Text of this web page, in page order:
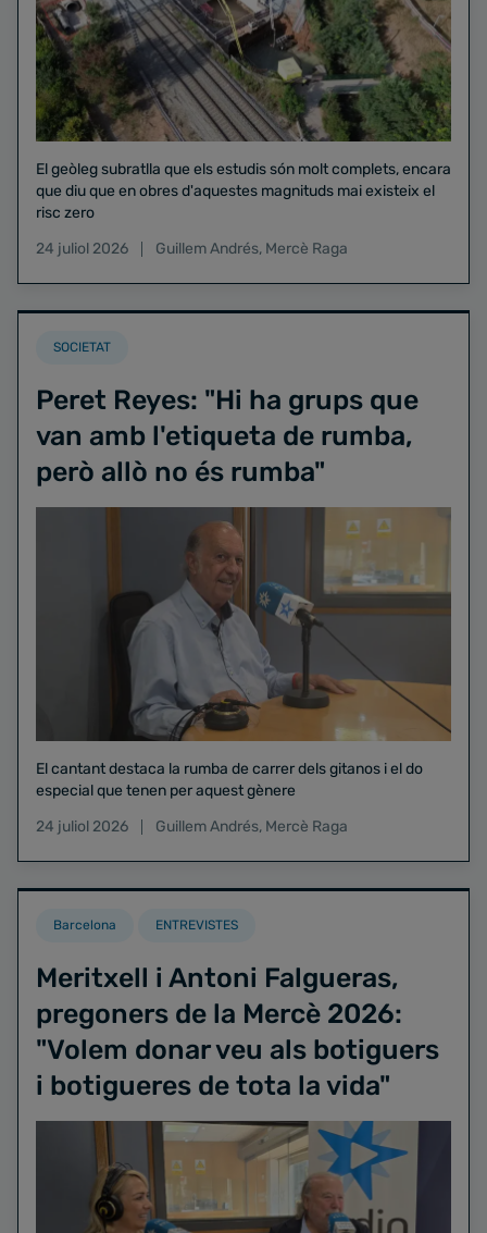
El geòleg subratlla que els estudis són molt complets, encara
que diu que en obres d'aquestes magnituds mai existeix el
risc zero
24 juliol 2026
Guillem Andrés, Mercè Raga
SOCIETAT
Peret Reyes: "Hi ha grups que
van amb l'etiqueta de rumba,
però allò no és rumba"
El cantant destaca la rumba de carrer dels gitanos i el do
especial que tenen per aquest gènere
24 juliol 2026
Guillem Andrés, Mercè Raga
Barcelona ENTREVISTES
Meritxell i Antoni Falgueras,
pregoners de la Mercè 2026:
"Volem donar veu als botiguers
i botigueres de tota la vida"